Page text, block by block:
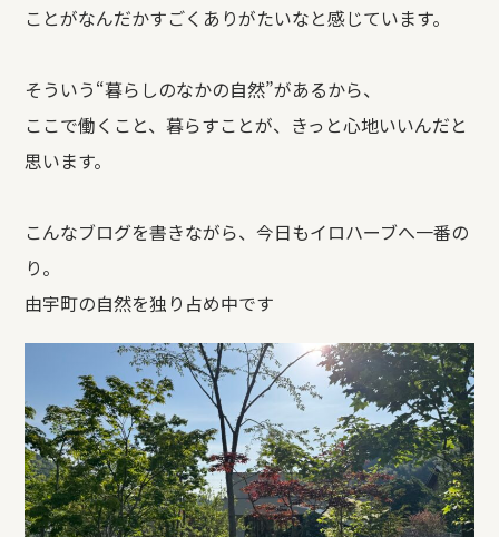
ことがなんだかすごくありがたいなと感じています。
そういう“暮らしのなかの自然”があるから、
ここで働くこと、暮らすことが、きっと心地いいんだと
思います。
こんなブログを書きながら、今日もイロハーブへ一番の
り。
由宇町の自然を独り占め中です